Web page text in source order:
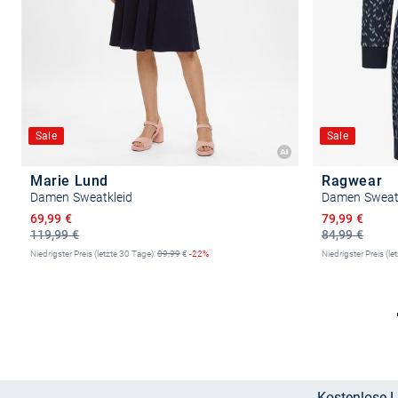
Sale
Marie Lund
Damen Sweatkleid
119,99 €
Ermäßigter Preis
69,99 €
Niedrigster Preis (letzte 30 Tage):89,99€ -22%
Sale
Ragwear
Damen
84,99 €
Ermäßigter
79,99 €
Niedrigster Preis